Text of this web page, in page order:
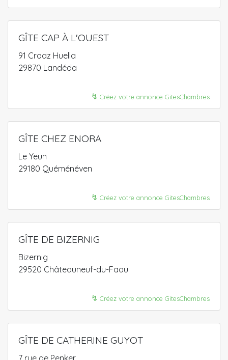
GÎTE CAP À L'OUEST
91 Croaz Huella
29870 Landéda
↯ Créez votre annonce GitesChambres
GÎTE CHEZ ENORA
Le Yeun
29180 Quéménéven
↯ Créez votre annonce GitesChambres
GÎTE DE BIZERNIG
Bizernig
29520 Châteauneuf-du-Faou
↯ Créez votre annonce GitesChambres
GÎTE DE CATHERINE GUYOT
7 rue de Penker